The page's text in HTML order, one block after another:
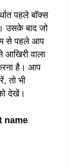
पहले बॉक्स
उसके बाद जो
से पहले आप
वाला
है। आप
तो भी
देखें।